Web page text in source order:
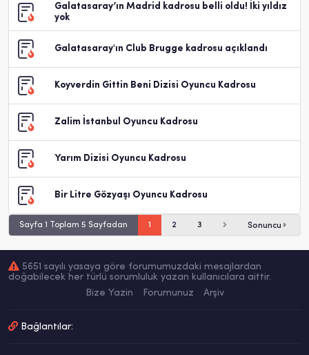
Galatasaray’ın Madrid kadrosu belli oldu! İki yıldız
yok
Galatasaray'ın Club Brugge kadrosu açıklandı
Koyverdin Gittin Beni Dizisi Oyuncu Kadrosu
Zalim İstanbul Oyuncu Kadrosu
Yarım Dizisi Oyuncu Kadrosu
Bir Litre Gözyaşı Oyuncu Kadrosu
Sayfa 1 Toplam 5 Sayfadan 1 2 3 Sonuncu
5651 sayılı yasaya göre forumumuzdaki mesajlardan
doğabilecek her türlü sorumluluk yazan kullanıcılara aittir.
Bize Yazin
Forumunuz Arşiv
Bağlantılar: